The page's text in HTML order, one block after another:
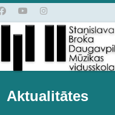
Aktualitātes